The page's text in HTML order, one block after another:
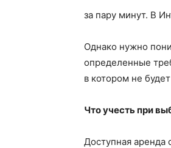
за пару минут. В
Однако нужно
определенные
в котором не
Что учесть при
Доступная аренда